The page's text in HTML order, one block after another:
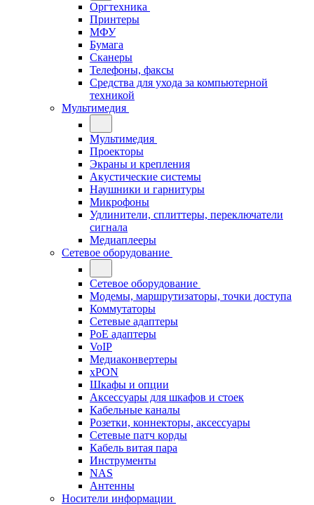
Оргтехника
Принтеры
МФУ
Бумага
Сканеры
Телефоны, факсы
Средства для ухода за компьютерной
техникой
Мультимедия
Мультимедия
Проекторы
Экраны и крепления
Акустические системы
Наушники и гарнитуры
Микрофоны
Удлинители, сплиттеры, переключатели
сигнала
Медиаплееры
Сетевое оборудование
Сетевое оборудование
Модемы, маршрутизаторы, точки доступа
Коммутаторы
Сетевые адаптеры
PoE адаптеры
VoIP
Медиаконвертеры
xPON
Шкафы и опции
Аксессуары для шкафов и стоек
Кабельные каналы
Розетки, коннекторы, аксессуары
Сетевые патч корды
Кабель витая пара
Инструменты
NAS
Антенны
Носители информации